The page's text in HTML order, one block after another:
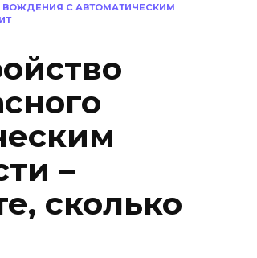
ВОЖДЕНИЯ С АВТОМАТИЧЕСКИМ
–
сколько